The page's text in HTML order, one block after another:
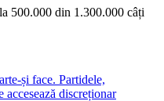
500.000 din 1.300.000 câți
și face. Partidele,
discreționar